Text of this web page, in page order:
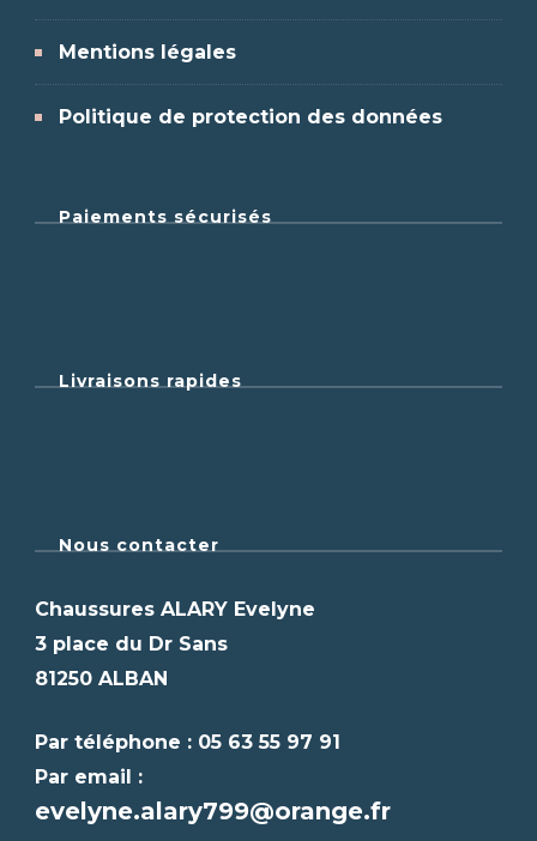
Mentions légales
Politique de protection des données
Paiements sécurisés
Livraisons rapides
Nous contacter
Chaussures ALARY Evelyne
3 place du Dr Sans
81250 ALBAN
Par téléphone : 05 63 55 97 91
Par email :
evelyne.alary799@orange.fr